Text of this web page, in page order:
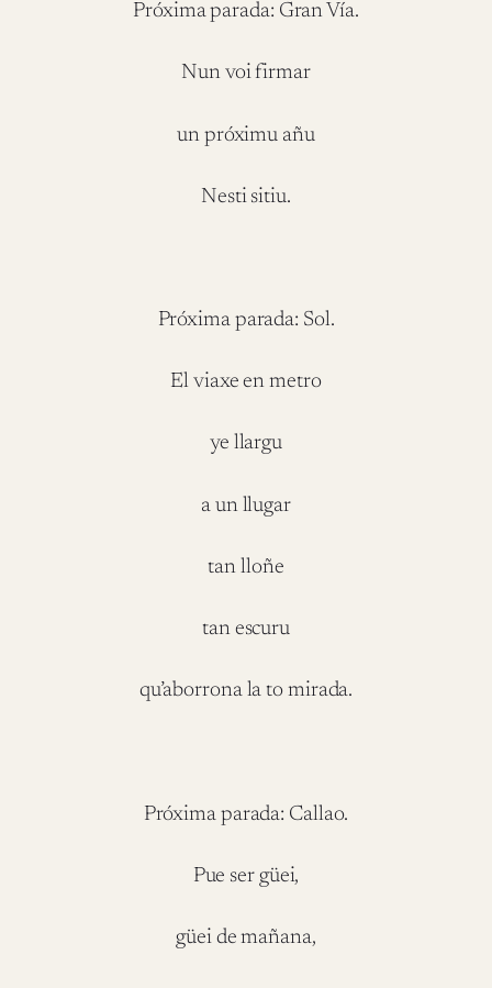
Próxima parada: Gran Vía.
Nun voi firmar
un próximu añu
Nesti sitiu.
Próxima parada: Sol.
El viaxe en metro
ye llargu
a un llugar
tan lloñe
tan escuru
qu’aborrona la to mirada.
Próxima parada: Callao.
Pue ser güei,
güei de mañana,